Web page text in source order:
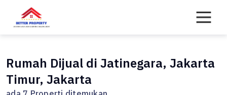
content
Rumah Dijual di Jatinegara, Jakarta
Timur, Jakarta